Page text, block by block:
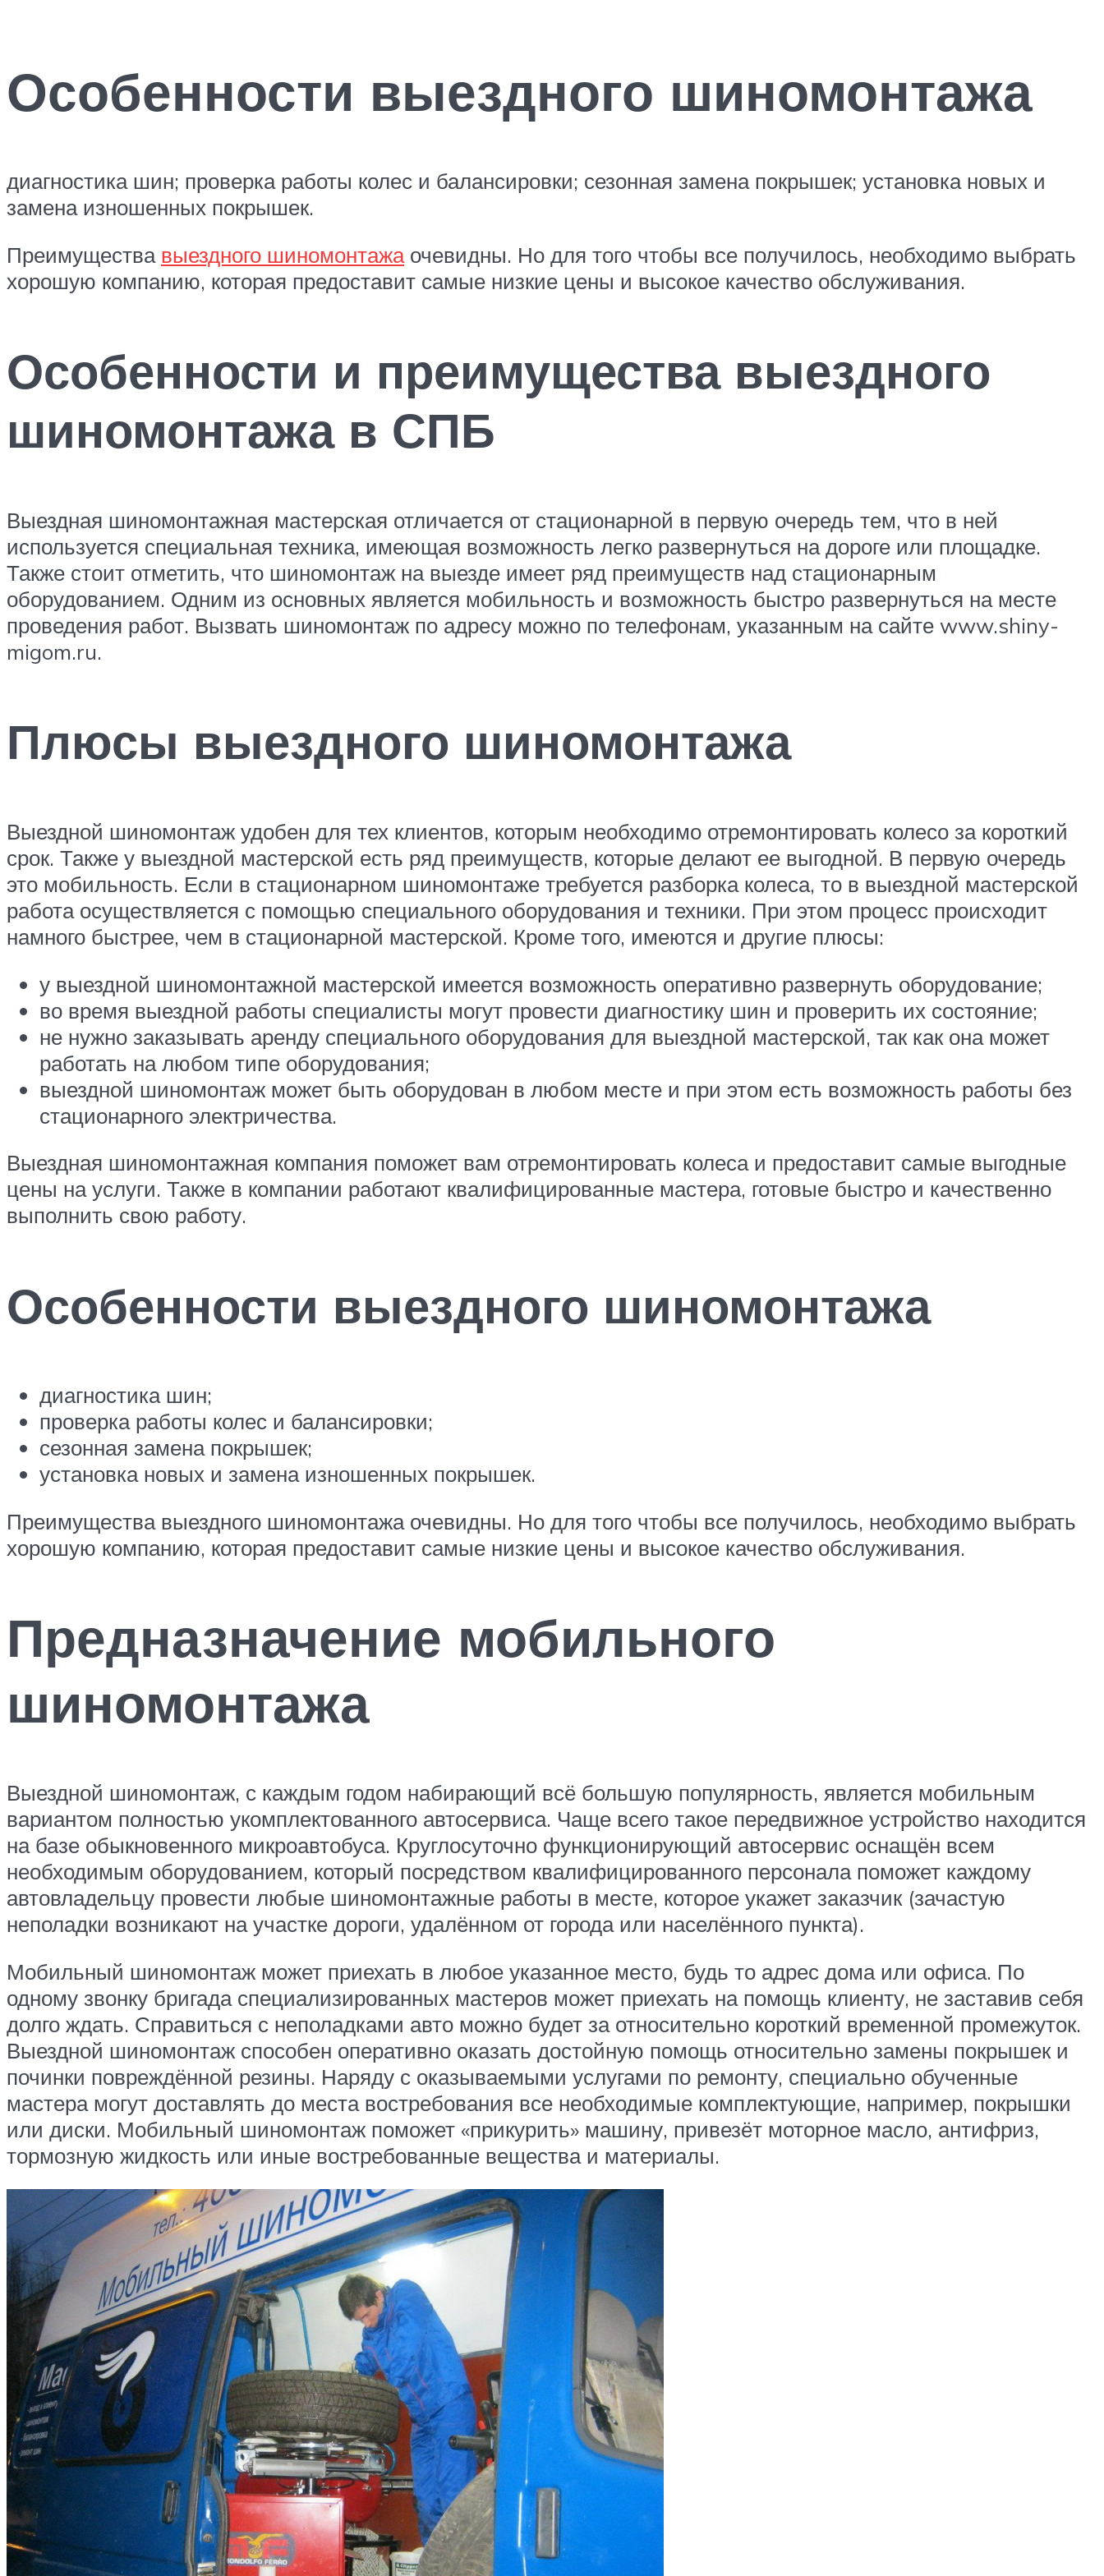
Особенности выездного шиномонтажа
диагностика шин; проверка работы колес и балансировки; сезонная замена покрышек; установка новых и
замена изношенных покрышек.
Преимущества выездного шиномонтажаочевидны. Но для того чтобы все получилось, необходимо выбрать
хорошую компанию, которая предоставит самые низкие цены и высокое качество обслуживания.
Особенности и преимущества выездного
шиномонтажа в СПБ
Выездная шиномонтажная мастерская отличается от стационарной в первую очередь тем, что в ней
используется специальная техника, имеющая возможность легко развернуться на дороге или площадке.
Также стоит отметить, что шиномонтаж на выезде имеет ряд преимуществ над стационарным
оборудованием. Одним из основных является мобильность и возможность быстро развернуться на месте
проведения работ. Вызвать шиномонтаж по адресу можно по телефонам, указанным на сайте www.shiny-
migom.ru.
Плюсы выездного шиномонтажа
Выездной шиномонтаж удобен для тех клиентов, которым необходимо отремонтировать колесо за короткий
срок. Также у выездной мастерской есть ряд преимуществ, которые делают ее выгодной. В первую очередь
это мобильность. Если в стационарном шиномонтаже требуется разборка колеса, то в выездной мастерской
работа осуществляется с помощью специального оборудования и техники. При этом процесс происходит
намного быстрее, чем в стационарной мастерской. Кроме того, имеются и другие плюсы:
у выездной шиномонтажной мастерской имеется возможность оперативно развернуть оборудование;
во время выездной работы специалисты могут провести диагностику шин и проверить их состояние;
не нужно заказывать аренду специального оборудования для выездной мастерской, так как она может
работать на любом типе оборудования;
выездной шиномонтаж может быть оборудован в любом месте и при этом есть возможность работы без
стационарного электричества.
Выездная шиномонтажная компания поможет вам отремонтировать колеса и предоставит самые выгодные
цены на услуги. Также в компании работают квалифицированные мастера, готовые быстро и качественно
выполнить свою работу.
Особенности выездного шиномонтажа
диагностика шин;
проверка работы колес и балансировки;
сезонная замена покрышек;
установка новых и замена изношенных покрышек.
Преимущества выездного шиномонтажа очевидны. Но для того чтобы все получилось, необходимо выбрать
хорошую компанию, которая предоставит самые низкие цены и высокое качество обслуживания.
Предназначение мобильного
шиномонтажа
Выездной шиномонтаж, с каждым годом набирающий всё большую популярность, является мобильным
вариантом полностью укомплектованного автосервиса. Чаще всего такое передвижное устройство находится
на базе обыкновенного микроавтобуса. Круглосуточно функционирующий автосервис оснащён всем
необходимым оборудованием, который посредством квалифицированного персонала поможет каждому
автовладельцу провести любые шиномонтажные работы в месте, которое укажет заказчик (зачастую
неполадки возникают на участке дороги, удалённом от города или населённого пункта).
Мобильный шиномонтаж может приехать в любое указанное место, будь то адрес дома или офиса. По
одному звонку бригада специализированных мастеров может приехать на помощь клиенту, не заставив себя
долго ждать. Справиться с неполадками авто можно будет за относительно короткий временной промежуток.
Выездной шиномонтаж способен оперативно оказать достойную помощь относительно замены покрышек и
починки повреждённой резины. Наряду с оказываемыми услугами по ремонту, специально обученные
мастера могут доставлять до места востребования все необходимые комплектующие, например, покрышки
или диски. Мобильный шиномонтаж поможет «прикурить» машину, привезёт моторное масло, антифриз,
тормозную жидкость или иные востребованные вещества и материалы.